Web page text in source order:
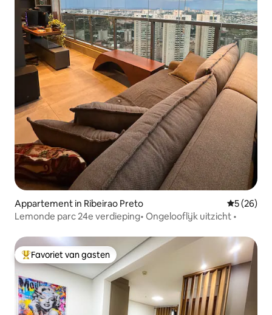
Appartement in Ribeirao Preto
5 (26)
Lemonde parc 24e verdieping• Ongelooflijk uitzicht •
Topfavoriet van gasten
Favoriet van gasten